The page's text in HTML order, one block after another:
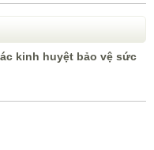
kinh huyệt bảo vệ sức